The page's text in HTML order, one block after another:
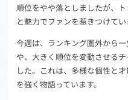
順位をやや落としましたが、
と魅力でファンを惹きつけてい
今週は、ランキング圏外から
や、大きく順位を変動させる
した。これは、多様な個性と
を強く物語っています。